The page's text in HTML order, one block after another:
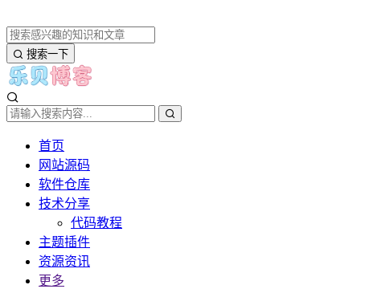
搜索一下
首页
网站源码
软件仓库
技术分享
代码教程
主题插件
资源资讯
更多